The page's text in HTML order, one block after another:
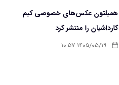
همیلتون عکس‌های خصوصی کیم‌
کارداشیان را منتشر کرد
۱۴۰۵/۰۵/۱۹ ۱۰:۵۷